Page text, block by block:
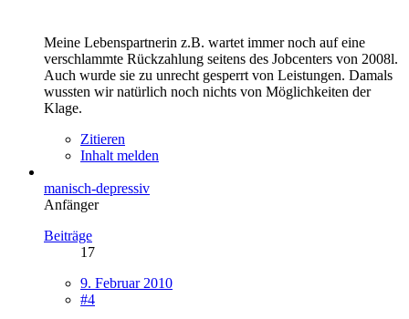
Meine Lebenspartnerin z.B. wartet immer noch auf eine
verschlammte Rückzahlung seitens des Jobcenters von 2008l.
Auch wurde sie zu unrecht gesperrt von Leistungen. Damals
wussten wir natürlich noch nichts von Möglichkeiten der
Klage.
Zitieren
Inhalt melden
manisch-depressiv
Anfänger
Beiträge
17
9. Februar 2010
#4